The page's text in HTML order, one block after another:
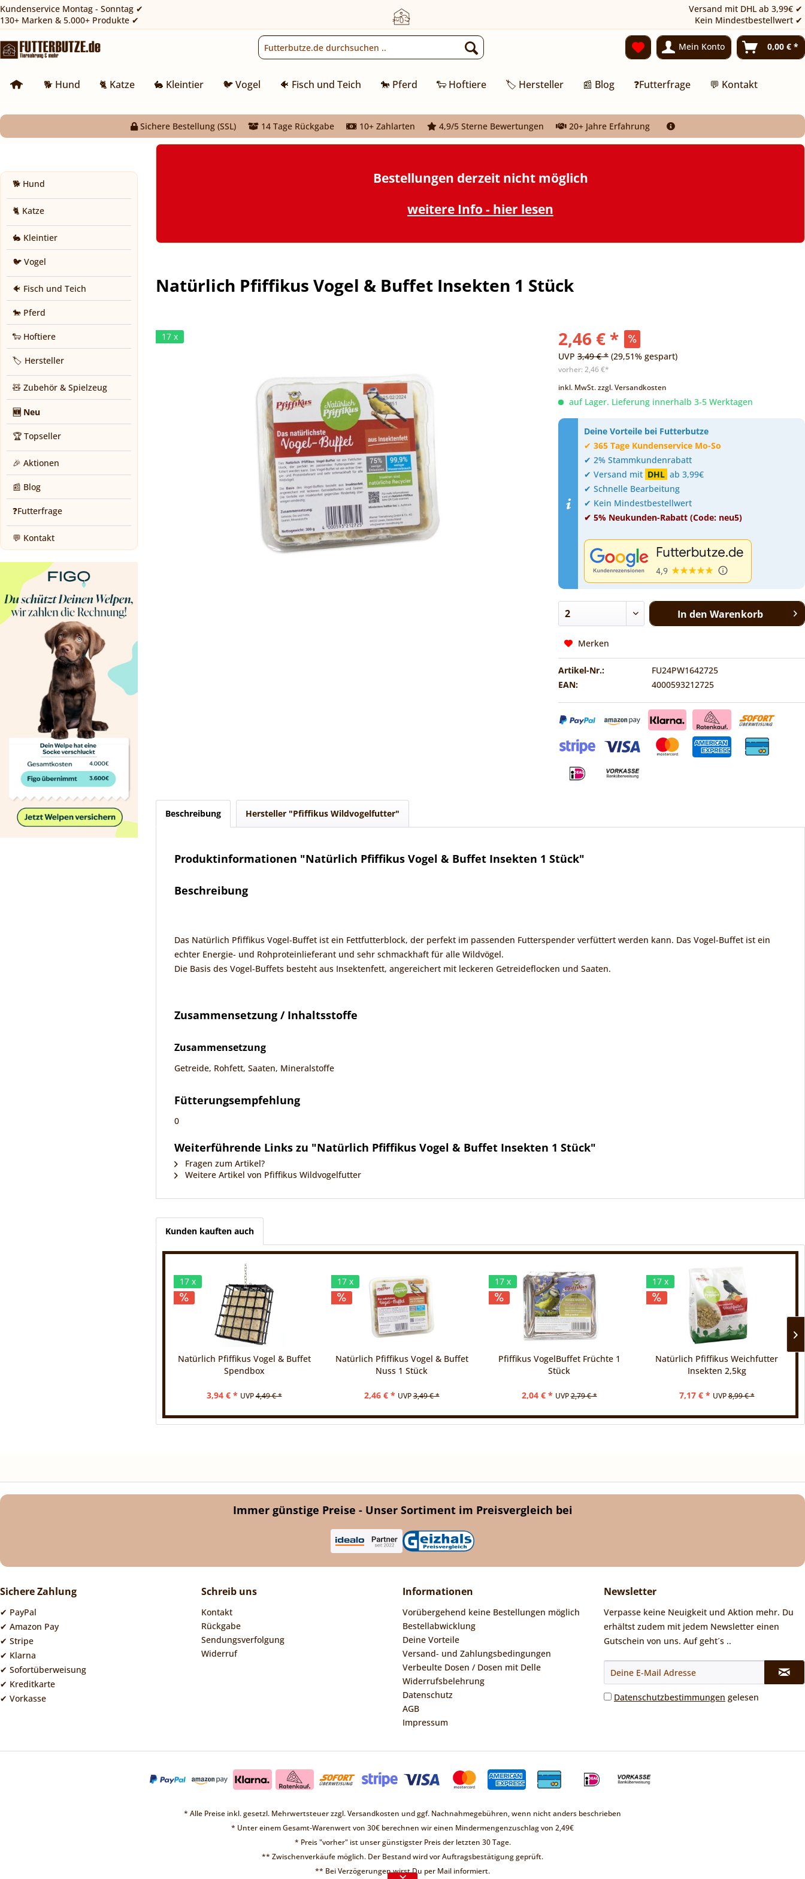
❤ Liebe Kunden ❤
Kundenservice Montag - Sonntag ✔
130+ Marken & 5.000+ Produkte ✔
Versand mit DHL ab 3,99€ ✔
Kein Mindestbestellwert ✔
Mein Konto 0,00 € *
🐕 Hund 🐈 Katze 🐇 Kleintier 🐦 Vogel 🐠 Fisch und Teich 🐎 Pferd 🐑 Hoftiere 🏷️ Hersteller 📰 Blog ❓Futterfrage 💬 Kontakt
Sichere Bestellung (SSL) 14 Tage Rückgabe 10+ Zahlarten 4,9/5 Sterne Bewertungen 20+ Jahre Erfahrung
🐕 Hund
🐈 Katze
🐇 Kleintier
🐦 Vogel
🐠 Fisch und Teich
🐎 Pferd
🐑 Hoftiere
🏷️ Hersteller
🧸 Zubehör & Spielzeug
🆕 Neu
🏆 Topseller
🎉 Aktionen
📰 Blog
❓Futterfrage
💬 Kontakt
Bestellungen derzeit nicht möglich
weitere Info - hier lesen
Natürlich Pfiffikus Vogel & Buffet Insekten 1 Stück
17 x 2,46 € *
UVP3,49 € * (29,51% gespart)
vorher:2,46 €*
inkl. MwSt.zzgl. Versandkosten
auf Lager. Lieferung innerhalb 3-5 Werktagen
Deine Vorteile bei Futterbutze
✔365 Tage Kundenservice Mo-So
✔ 2% Stammkundenrabatt
✔ Versand mit DHL ab 3,99€
✔ Schnelle Bearbeitung
✔ Kein Mindestbestellwert
✔ 5% Neukunden-Rabatt (Code: neu5)
In den Warenkorb
Merken
Artikel-Nr.:
FU24PW1642725
EAN:
4000593212725
Beschreibung Hersteller "Pfiffikus Wildvogelfutter"
Produktinformationen "Natürlich Pfiffikus Vogel & Buffet Insekten 1 Stück"
Beschreibung
Das Natürlich Pfiffikus Vogel-Buffet ist ein Fettfutterblock, der perfekt im passenden Futterspender verfüttert werden kann. Das Vogel-Buffet ist ein
echter Energie- und Rohproteinlieferant und sehr schmackhaft für alle Wildvögel.
Die Basis des Vogel-Buffets besteht aus Insektenfett, angereichert mit leckeren Getreideflocken und Saaten.
Zusammensetzung / Inhaltsstoffe
Zusammensetzung
Getreide, Rohfett, Saaten, Mineralstoffe
Fütterungsempfehlung
0
Weiterführende Links zu "Natürlich Pfiffikus Vogel & Buffet Insekten 1 Stück"
Fragen zum Artikel?
Weitere Artikel von Pfiffikus Wildvogelfutter
Kunden kauften auch
17 x
Natürlich Pfiffikus Vogel & Buffet
Spendbox
3,94 € * UVP4,49 € *
17 x
Natürlich Pfiffikus Vogel & Buffet
Nuss 1 Stück
2,46 € * UVP3,49 € *
17 x
Pfiffikus VogelBuffet Früchte 1
Stück
2,04 € * UVP2,79 € *
17 x
Natürlich Pfiffikus Weichfutter
Insekten 2,5kg
7,17 € * UVP8,99 € *
Immer günstige Preise - Unser Sortiment im Preisvergleich bei
Sichere Zahlung
✔ PayPal
✔ Amazon Pay
✔ Stripe
✔ Klarna
✔ Sofortüberweisung
✔ Kreditkarte
✔ Vorkasse
Schreib uns
Kontakt
Rückgabe
Sendungsverfolgung
Widerruf
Informationen
Vorübergehend keine Bestellungen möglich
Bestellabwicklung
Deine Vorteile
Versand- und Zahlungsbedingungen
Verbeulte Dosen / Dosen mit Delle
Widerrufsbelehrung
Datenschutz
AGB
Impressum
Newsletter
Verpasse keine Neuigkeit und Aktion mehr. Du
erhältst zudem mit jedem Newsletter einen
Gutschein von uns. Auf geht´s ..
Datenschutzbestimmungen gelesen
* Alle Preise inkl. gesetzl. Mehrwertsteuer zzgl.Versandkosten und ggf. Nachnahmegebühren, wenn nicht anders beschrieben
* Unter einem Gesamt-Warenwert von 30€ berechnen wir einen Mindermengenzuschlag von 2,49€
* Preis "vorher" ist unser günstigster Preis der letzten 30 Tage.
** Zwischenverkäufe möglich. Der Bestand wird vor Auftragsbestätigung geprüft.
** Bei Verzögerungen wirst Du per Mail informiert.